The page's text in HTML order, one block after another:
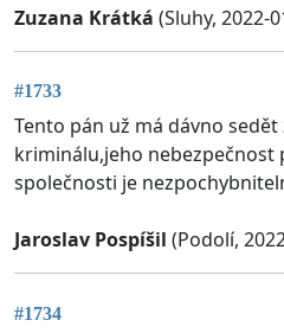
Zuzana Krátká (Sluhy, 2022-
#1733
Tento pán už má dávno sedět
kriminálu,jeho
společnosti je
Jaroslav Pospíšil (Podolí,
#1734